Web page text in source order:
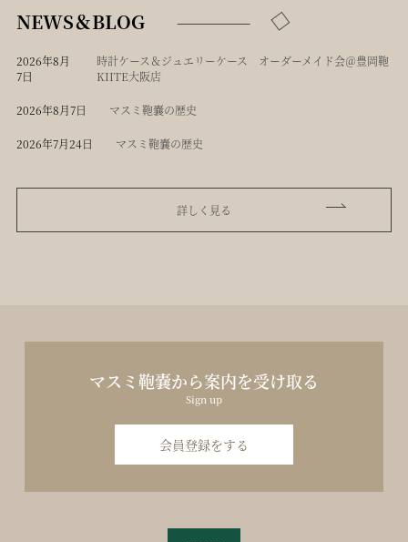
NEWS＆BLOG
2026年8月
7日
時計ケース＆ジュエリーケース オーダーメイド会＠豊岡鞄
KIITE大阪店
2026年8月7日 マスミ鞄嚢の歴史
2026年7月24日 マスミ鞄嚢の歴史
詳しく見る
マスミ鞄嚢から案内を受け取る
Sign up
会員登録をする